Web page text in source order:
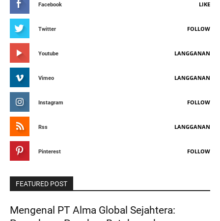
Facebook LIKE
Twitter FOLLOW
Youtube LANGGANAN
Vimeo LANGGANAN
Instagram FOLLOW
Rss LANGGANAN
Pinterest FOLLOW
FEATURED POST
Mengenal PT Alma Global Sejahtera: